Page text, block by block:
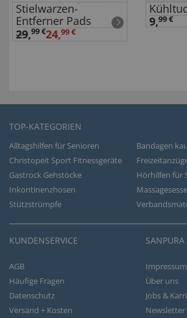
Stielwarzen-
Entferner Pads
29,99 €24,99 €
9,99 €
TOP-KATEGORIEN
Alltagshilfen für Senioren
Bandagen
Christopeit Sport Fitnessgeräte
Gastrock Gehstöcke
Hörhilfen für
Inkontinenzhosen
Stützstrümpfe
KUNDENSERVICE
AGB
Häufige Fragen
Datenschutz
Versand + Kosten
SANPURA
Impressum
Über uns
Jobs &
Newsletter